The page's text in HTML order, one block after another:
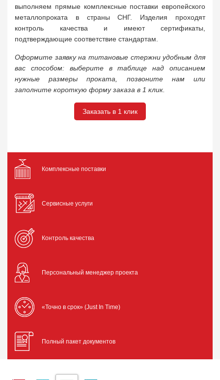
выполняем прямые комплексные поставки европейского
металлопроката в страны СНГ. Изделия проходят
контроль качества и имеют сертификаты,
подтверждающие соответствие стандартам.
Оформите заявку на титановые стержни удобным для
вас способом: выберите в таблице над описанием
нужные размеры проката, позвоните нам или
заполните короткую форму заказа в 1 клик.
Заказать в 1 клик
Комплексные поставки
Сервисные услуги
Контроль качества
Персональный менеджер проекта
«Точно в срок» (Just In Time)
Полный пакет документов